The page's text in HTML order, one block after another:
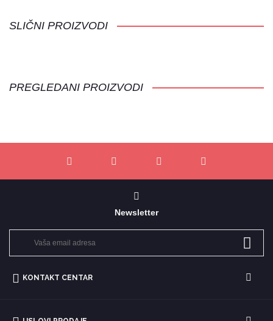
SLIČNI PROIZVODI
PREGLEDANI PROIZVODI
Newsletter
KONTAKT CENTAR